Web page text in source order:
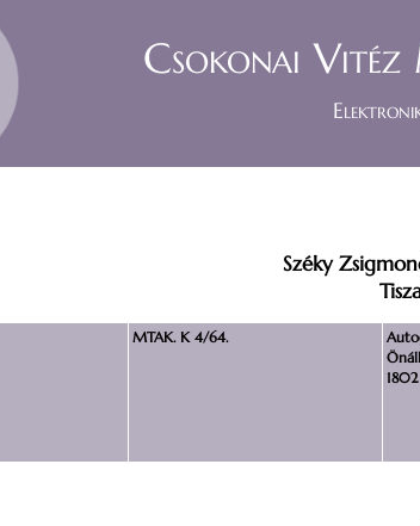
Csokonai Vitéz
Széky
MTAK. K 4/64.
1802